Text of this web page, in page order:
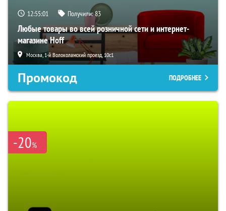
12:55:00 Получили:83
Любые товары во всей розничной сети и интернет-
магазине Hoff
Москва, 1-й Волоколамский проезд, 10с1
Промокод ПОДРОБНЕЕ
-20%